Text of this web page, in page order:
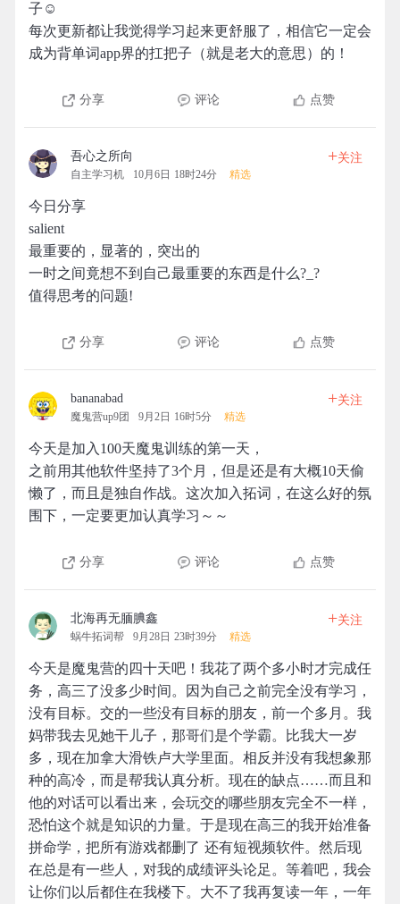
子☺
每次更新都让我觉得学习起来更舒服了，相信它一定会
成为背单词app界的扛把子（就是老大的意思）的！
分享 评论 点赞
吾心之所向
自主学习机 10月6日 18时24分 精选
+关注
今日分享
salient
最重要的，显著的，突出的
一时之间竟想不到自己最重要的东西是什么?_?
值得思考的问题!
分享 评论 点赞
bananabad
魔鬼营up9团 9月2日 16时5分 精选
+关注
今天是加入100天魔鬼训练的第一天，
之前用其他软件坚持了3个月，但是还是有大概10天偷
懒了，而且是独自作战。这次加入拓词，在这么好的氛
围下，一定要更加认真学习～～
分享 评论 点赞
北海再无腼腆鑫
蜗牛拓词帮 9月28日 23时39分 精选
+关注
今天是魔鬼营的四十天吧！我花了两个多小时才完成任
务，高三了没多少时间。因为自己之前完全没有学习，
没有目标。交的一些没有目标的朋友，前一个多月。我
妈带我去见她干儿子，那哥们是个学霸。比我大一岁
多，现在加拿大滑铁卢大学里面。相反并没有我想象那
种的高冷，而是帮我认真分析。现在的缺点……而且和
他的对话可以看出来，会玩交的哪些朋友完全不一样，
恐怕这个就是知识的力量。于是现在高三的我开始准备
拼命学，把所有游戏都删了 还有短视频软件。然后现
在总是有一些人，对我的成绩评头论足。等着吧，我会
让你们以后都住在我楼下。大不了我再复读一年，一年